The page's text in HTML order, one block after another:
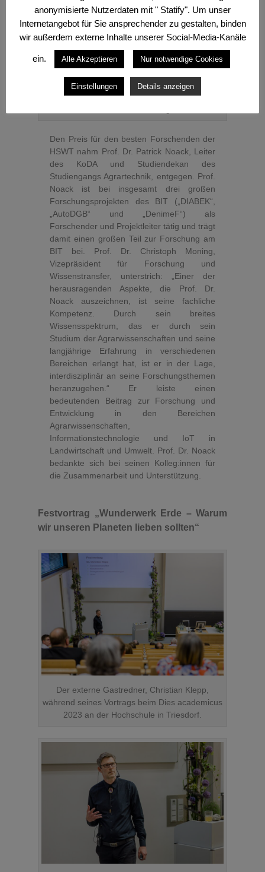
Der forschende Professor Patrick Noack, bei
seiner Dankesrede nach der Überreichung
Den Preis für den besten Forschenden der
HSWT nahm Prof. Dr. Patrick Noack, Leiter
des KoDA und Studiendekan des
Studiengangs Agrartechnik, entgegen. Prof.
Noack ist bei insgesamt drei großen
Forschungsprojekten des BIT („DIABEK“,
„AutoDGB“ und „DenimeF“) als
Forschender und Projektleiter tätig und trägt
damit einen großen Teil zur Forschung am
BIT bei. Prof. Dr. Christoph Moning,
Vizepräsident für Forschung und
Wissenstransfer, unterstrich: „Einer der
herausragenden Aspekte, die Prof. Dr.
Noack auszeichnen, ist seine fachliche
Kompetenz. Durch sein breites
Wissensspektrum, das er durch sein
Studium der Agrarwissenschaften und seine
langjährige Erfahrung in verschiedenen
Bereichen erlangt hat, ist er in der Lage,
interdisziplinär an seine Forschungsthemen
heranzugehen.“ Er leiste einen
bedeutenden Beitrag zur Forschung und
Entwicklung in den Bereichen
Agrarwissenschaften,
Informationstechnologie und IoT in
Landwirtschaft und Umwelt. Prof. Dr. Noack
bedankte sich bei seinen Kolleg:innen für
die Zusammenarbeit und Unterstützung.
Festvortrag „Wunderwerk Erde – Warum
wir unseren Planeten lieben sollten“
Der externe Gastredner, Christian Klepp,
während seines Vortrags beim Dies academicus
2023 an der Hochschule in Triesdorf.
anonymisierte Nutzerdaten mit " Statify". Um unser
Internetangebot für Sie ansprechender zu gestalten, binden
wir außerdem externe Inhalte unserer Social-Media-Kanäle
ein. Alle Akzeptieren Nur notwendige Cookies
Einstellungen Details anzeigen